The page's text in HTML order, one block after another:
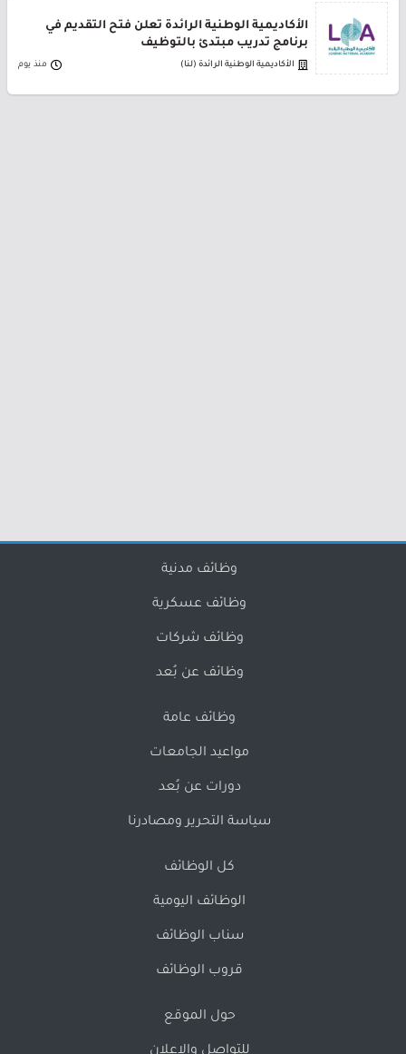
الأكاديمية الوطنية الرائدة تعلن فتح التقديم في
برنامج تدريب مبتدئ بالتوظيف
الأكاديمية الوطنية الرائدة (لنا) منذ يوم
وظائف مدنية
وظائف عسكرية
وظائف شركات
وظائف عن بُعد
وظائف عامة
مواعيد الجامعات
دورات عن بُعد
سياسة التحرير ومصادرنا
كل الوظائف
الوظائف اليومية
سناب الوظائف
قروب الوظائف
حول الموقع